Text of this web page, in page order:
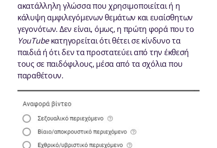
ακατάλληλη γλώσσα που χρησιμοποιείται ή η
κάλυψη αμφιλεγόμενων θεμάτων και ευαίσθητων
γεγονότων. Δεν είναι, όμως, η πρώτη φορά που το
YouTubeκατηγορείται ότι θέτει σε κίνδυνο τα
παιδιά ή ότι δεν τα προστατεύει από την έκθεσή
τους σε παιδόφιλους, μέσα από τα σχόλια που
παραθέτουν.